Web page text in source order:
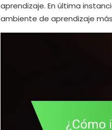
aprendizaje. En última
ambiente de aprendizaje